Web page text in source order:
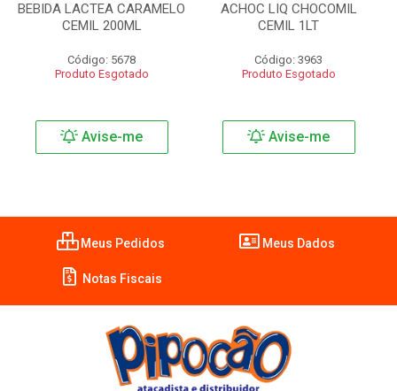
BEBIDA LACTEA CARAMELO
CEMIL 200ML
Código: 5678
Produto Esgotado
Avise-me
ACHOC LIQ CHOCOMIL
CEMIL 1LT
Código: 3963
Produto Esgotado
Avise-me
Meus Pedidos Meus Dados
Notas Fiscais